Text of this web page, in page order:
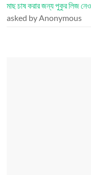
মাছ চাষ করার জন্য পুকুর লিজ
asked by Anonymous